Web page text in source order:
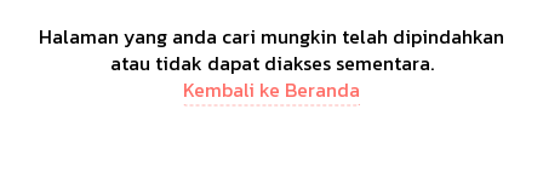
Halaman yang anda cari mungkin telah dipindahkan
atau tidak dapat diakses sementara.
Kembali ke Beranda